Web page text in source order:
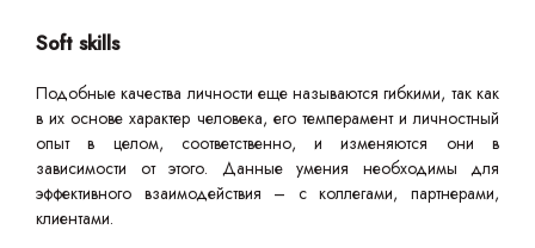
Soft skills
Подобные качества личности еще называются гибкими, так как
в их основе характер человека, его темперамент и личностный
опыт в целом, соответственно, и изменяются они в
зависимости от этого. Данные умения необходимы для
эффективного взаимодействия – с коллегами, партнерами,
клиентами.